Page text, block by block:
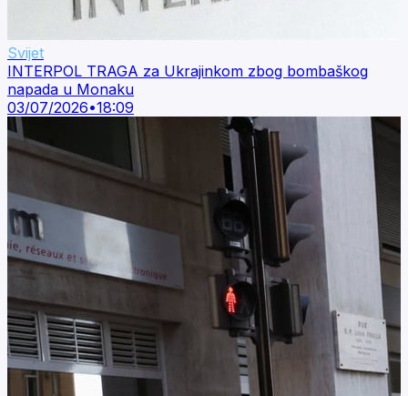
Svijet
INTERPOL TRAGA za Ukrajinkom zbog bombaškog
napada u Monaku
03/07/2026•18:09